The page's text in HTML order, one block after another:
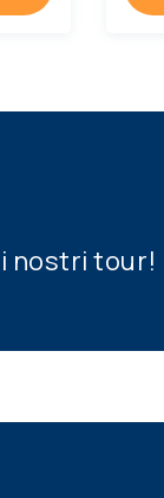
nostri tour!